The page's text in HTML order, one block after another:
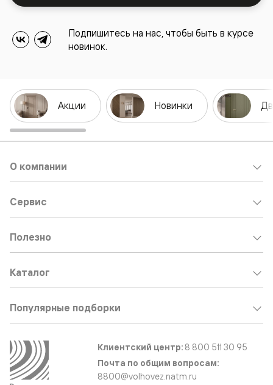
Подпишитесь на нас, чтобы быть в курсе
новинок.
Акции Новинки
О компании
Сервис
Полезно
Каталог
Популярные подборки
Клиентский центр: 8 800 511 30 95
Почта по общим вопросам:
8800@volhovez.natm.ru